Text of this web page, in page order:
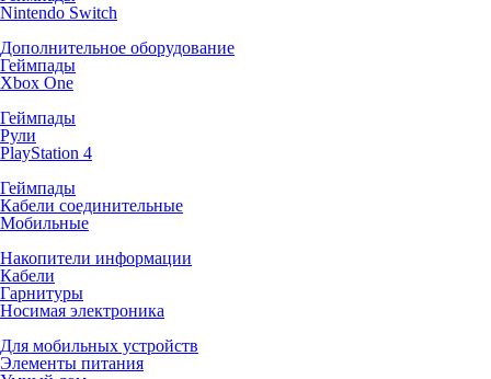
Nintendo Switch
Дополнительное оборудование
Геймпады
Xbox One
Геймпады
Рули
PlayStation 4
Геймпады
Кабели соединительные
Мобильные
Накопители информации
Кабели
Гарнитуры
Носимая электроника
Для мобильных устройств
Элементы питания